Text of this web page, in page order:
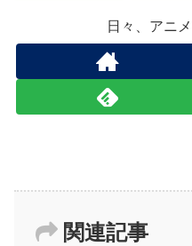
日々、アニ
関連記事